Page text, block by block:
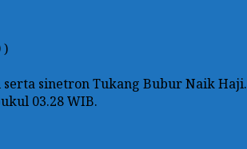
)
sinetron Tukang Bubur Naik Haji.
03.28 WIB.